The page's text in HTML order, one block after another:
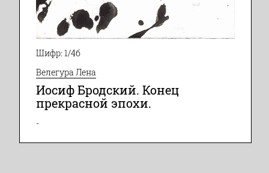
Шифр: 1/4б
Велегура Лена
Иосиф Бродский. Конец
прекрасной эпохи.
-